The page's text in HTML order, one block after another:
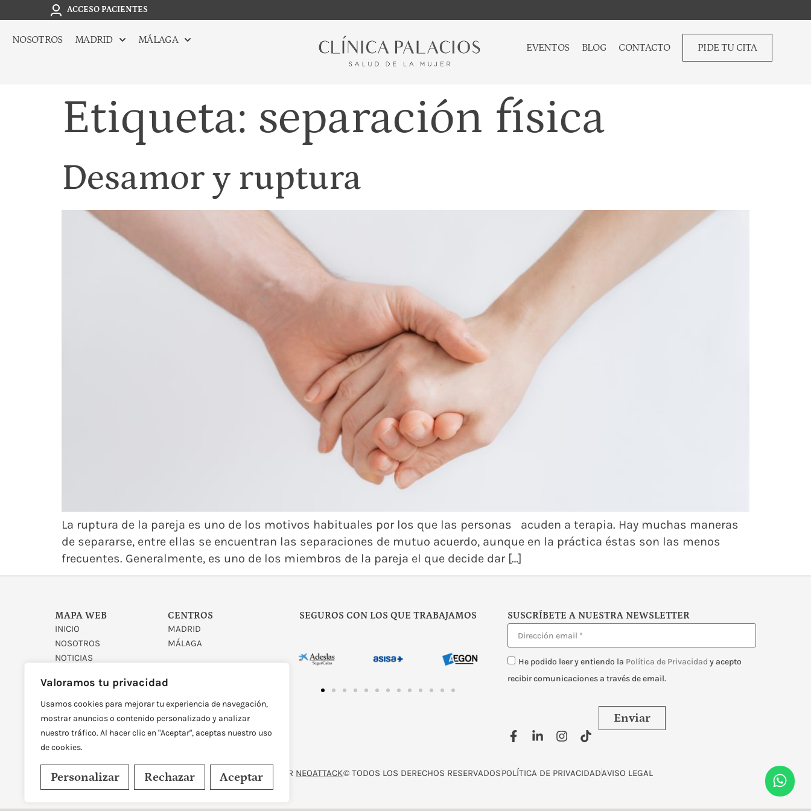
Valoramos tu privacidad
Usamos cookies para mejorar tu experiencia de navegación,
mostrar anuncios o contenido personalizado y analizar
nuestro tráfico. Al hacer clic en "Aceptar", aceptas nuestro uso
de cookies.
Personalizar Rechazar Aceptar
ACCESO PACIENTES
NOSOTROS MADRID MÁLAGA
EVENTOS BLOG CONTACTO PIDE TU CITA
Etiqueta: separación física
Desamor y ruptura
La ruptura de la pareja es uno de los motivos habituales por los que las personas acuden a terapia. Hay muchas maneras
de separarse, entre ellas se encuentran las separaciones de mutuo acuerdo, aunque en la práctica éstas son las menos
frecuentes. Generalmente, es uno de los miembros de la pareja el que decide dar […]
MAPA WEB
INICIO
NOSOTROS
NOTICIAS
CENTROS
MADRID
MÁLAGA
SEGUROS CON LOS QUE TRABAJAMOS SUSCRÍBETE A NUESTRA NEWSLETTER
He podido leer y entiendo la Política de Privacidad y acepto
recibir comunicaciones a través de email.
Enviar
DISEÑADO Y DESARROLLADO POR NEOATTACK© TODOS LOS DERECHOS RESERVADOSPOLÍTICA DE PRIVACIDADAVISO LEGAL